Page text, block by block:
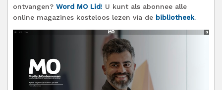
ontvangen? Word MO Lid! U kunt als abonnee alle
online magazines kosteloos lezen via de bibliotheek.